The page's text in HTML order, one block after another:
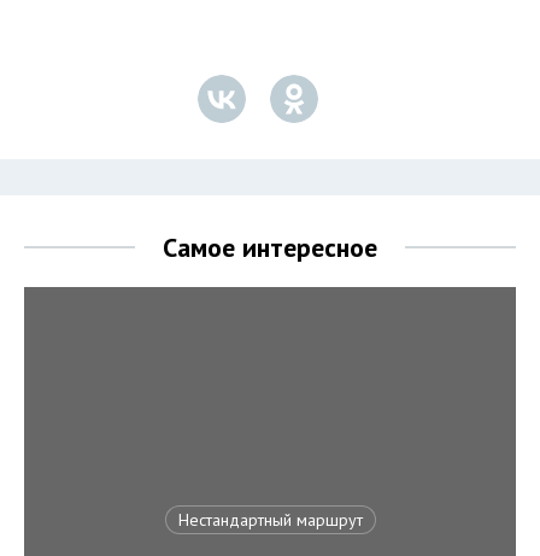
Самое интересное
Нестандартный маршрут